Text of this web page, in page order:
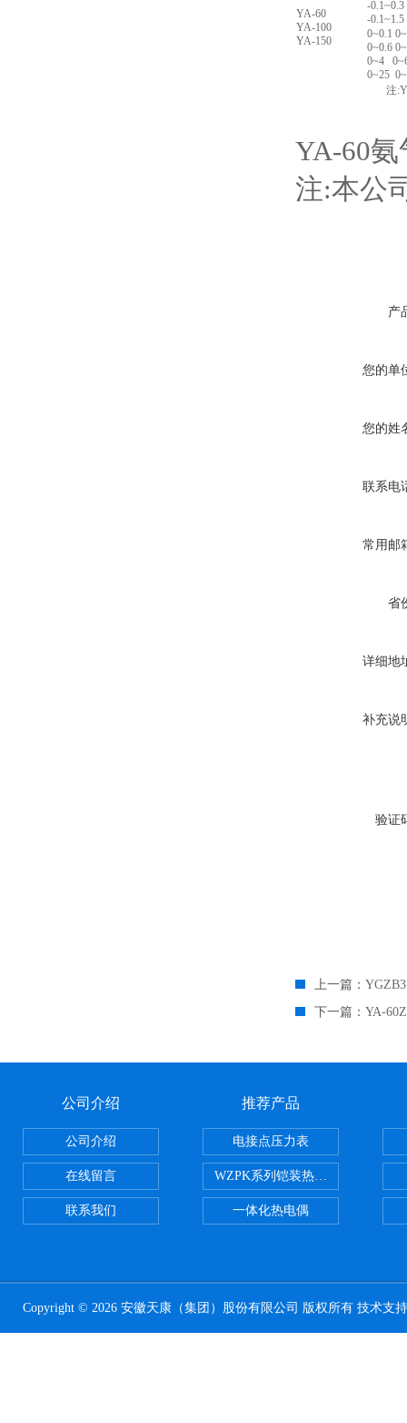
YA-60
YA-100
YA-150
-
-0.1~1.5
0~0.1
0~0.6
0~4
0~25
注
YA-60
注:本公
产
您的单
您的姓
联系电
常用邮
省
详细地
补充说
验证
上一篇：
下一篇： YA-
公司介绍
公司介绍
在线留言
联系我们
推荐产品
电接点压力表
WZPK系列铠装热电阻
一体化热电偶
Copyright © 2026 安徽天康（集团）股份有限公司 版权所有 技术支